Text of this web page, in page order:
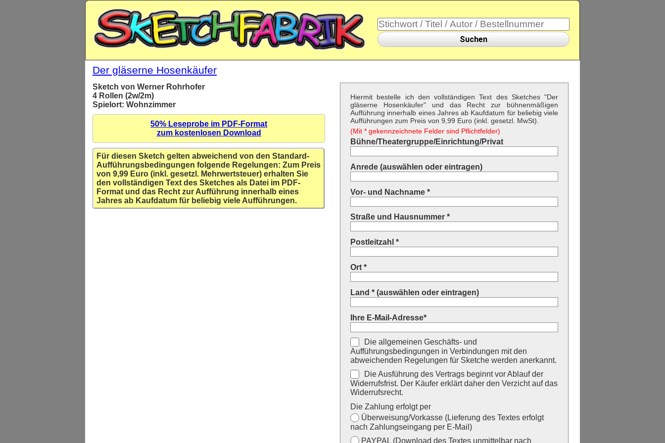
Suchen
Der gläserne Hosenkäufer
Sketch von Werner Rohrhofer
4 Rollen (2w/2m)
Spielort: Wohnzimmer
50% Leseprobe im PDF-Format
zum kostenlosen Download
Für diesen Sketch gelten abweichend von den Standard-
Aufführungsbedingungen folgende Regelungen: Zum Preis
von 9,99 Euro (inkl. gesetzl. Mehrwertsteuer) erhalten Sie
den vollständigen Text des Sketches als Datei im PDF-
Format und das Recht zur Aufführung innerhalb eines
Jahres ab Kaufdatum für beliebig viele Aufführungen.
Hiermit bestelle ich den vollständigen Text des Sketches "Der
gläserne Hosenkäufer" und das Recht zur bühnenmäßigen
Aufführung innerhalb eines Jahres ab Kaufdatum für beliebig viele
Aufführungen zum Preis von 9,99 Euro (inkl. gesetzl. MwSt).
(Mit * gekennzeichnete Felder sind Pflichtfelder)
Bühne/Theatergruppe/Einrichtung/Privat
Anrede (auswählen oder eintragen)
Vor- und Nachname *
Straße und Hausnummer *
Postleitzahl *
Ort *
Land * (auswählen oder eintragen)
Ihre E-Mail-Adresse*
Die allgemeinen Geschäfts- und
Aufführungsbedingungen in Verbindungen mit den
abweichenden Regelungen für Sketche werden anerkannt.
Die Ausführung des Vertrags beginnt vor Ablauf der
Widerrufsfrist. Der Käufer erklärt daher den Verzicht auf das
Widerrufsrecht.
Die Zahlung erfolgt per
Überweisung/Vorkasse (Lieferung des Textes erfolgt
nach Zahlungseingang per E-Mail)
PAYPAL (Download des Textes unmittelbar nach